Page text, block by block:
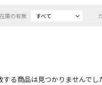
在庫の有無 すべて
する商品は見つかりませんで